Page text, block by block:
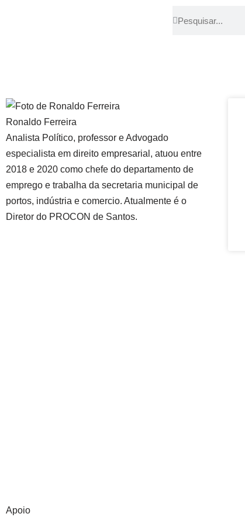
Ronaldo Ferreira
Analista Político, professor e Advogado
especialista em direito empresarial, atuou entre
2018 e 2020 como chefe do departamento de
emprego e trabalha da secretaria municipal de
portos, indústria e comercio. Atualmente é o
Diretor do PROCON de Santos.
Apoio